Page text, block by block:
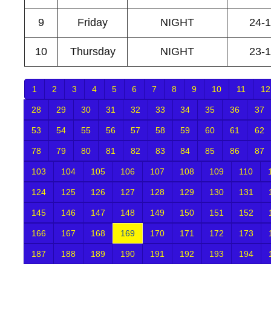
9 Friday NIGHT 24-
10 Thursday NIGHT 23-
1 2 3 4 5 6 7 8 9 10 11 12
28 29 30 31 32 33 34 35 36 37
53 54 55 56 57 58 59 60 61 62
78 79 80 81 82 83 84 85 86 87
103 104 105 106 107 108 109 110
124 125 126 127 128 129 130 131
145 146 147 148 149 150 151 152
166 167 168 169 170 171 172 173
187 188 189 190 191 192 193 194